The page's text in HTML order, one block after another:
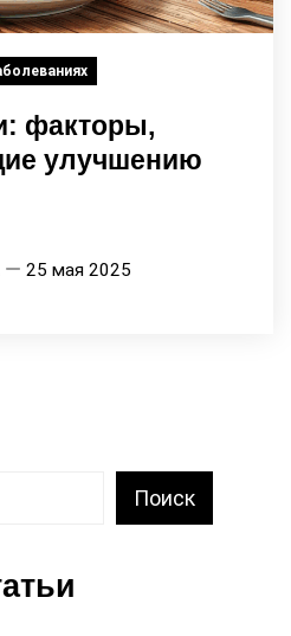
факторы,
улучшению
25 мая 2025
Поиск